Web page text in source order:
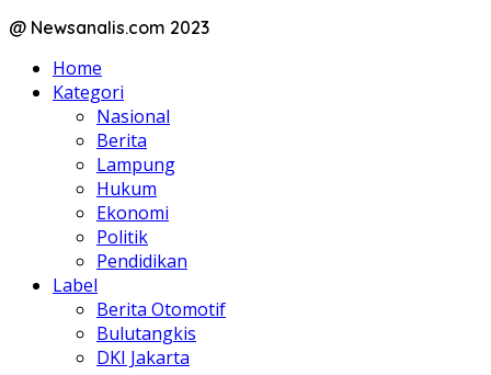
@ Newsanalis.com 2023
Home
Kategori
Nasional
Berita
Lampung
Hukum
Ekonomi
Politik
Pendidikan
Label
Berita Otomotif
Bulutangkis
DKI Jakarta